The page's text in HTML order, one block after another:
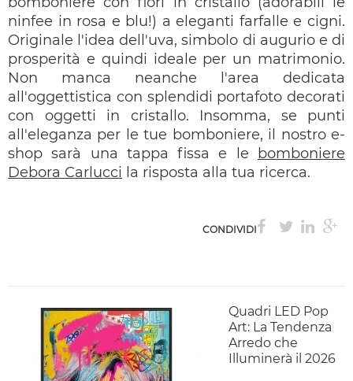
ninfee in rosa e blu!) a eleganti farfalle e cigni.
Originale l'idea dell'uva, simbolo di augurio e di
prosperità e quindi ideale per un matrimonio.
Non manca neanche l'area dedicata
all'oggettistica con splendidi portafoto decorati
con oggetti in cristallo. Insomma, se punti
all'eleganza per le tue bomboniere, il nostro e-
shop sarà una tappa fissa e le
bomboniere
Debora Carlucci la risposta alla tua ricerca.
CONDIVIDI
Quadri LED Pop
Art: La Tendenza
Arredo che
Illuminerà il 2026